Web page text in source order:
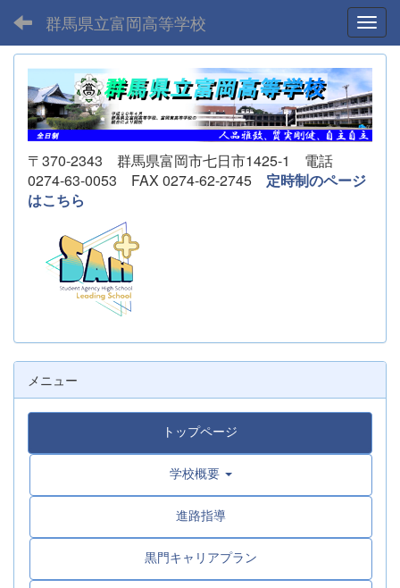
群馬県立富岡高等学校
〒370-2343 群馬県富岡市七日市1425-1 電話
0274-63-0053 FAX 0274-62-2745 定時制のページ
はこちら
メニュー
トップページ
学校概要
進路指導
黒門キャリアプラン